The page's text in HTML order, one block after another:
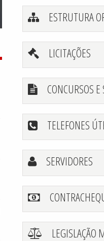
Gestão Transparente
ESTRUTURA
LICITAÇÕES
CONCURSOS E
TELEFONES
SERVIDORES
LEGISLAÇÃO